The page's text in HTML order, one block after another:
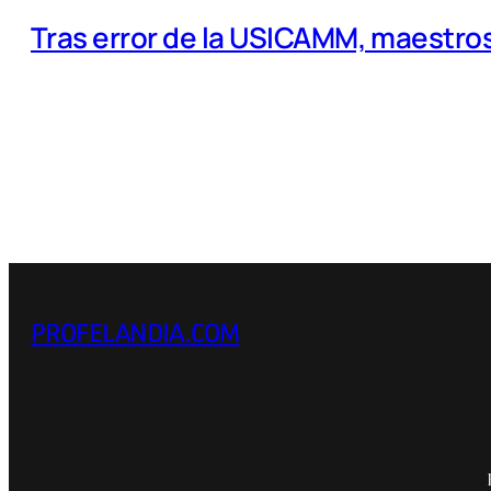
Tras error de la USICAMM,
PROFELANDIA.COM